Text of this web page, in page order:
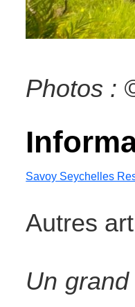
Photos :
Savoy Seychelles
Autres
Un